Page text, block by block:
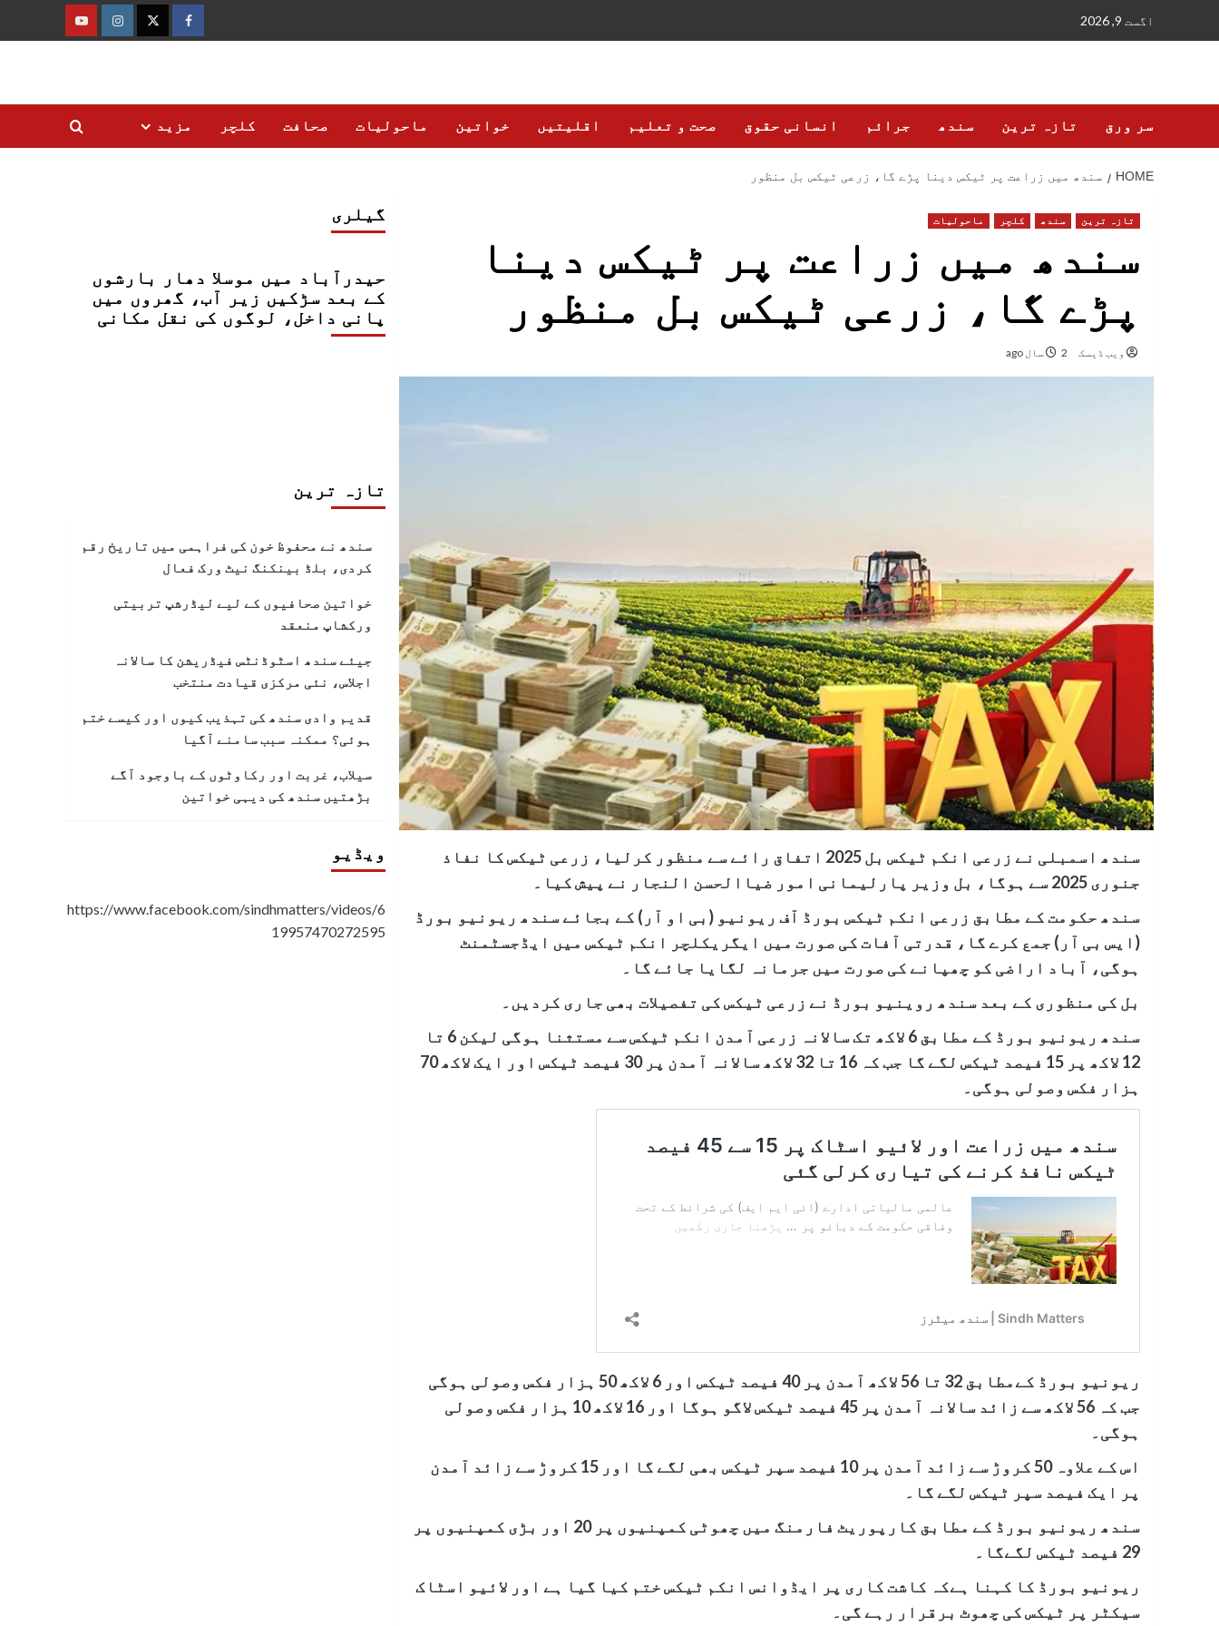
اگست 9, 2026
فیس
ٹوئٹرانسٹاگرام
یوٹیوب
سر ورق تازہ ترین سندھ جرائم انسانی حقوق صحت و تعلیم اقلیتیں خواتین ماحولیات صحافت کلچر مزید
HOME سندھ میں زراعت پر ٹیکس دینا پڑے گا، زرعی ٹیکس بل منظور
تازہ ترین سندھ کلچر ماحولیات
سندھ میں زراعت پر ٹیکس دینا
پڑے گا، زرعی ٹیکس بل منظور
ویب ڈیسک 2 سال ago
سندھ اسمبلی نے زرعی انکم ٹیکس بل 2025 اتفاق رائے سے منظور کرلیا، زرعی ٹیکس کا نفاذ
جنوری 2025 سے ہوگا، بل وزیر پارلیمانی امور ضیاالحسن النجار نے پیش کیا۔
سندھ حکومت کے مطابق زرعی انکم ٹیکس بورڈ آف ریونیو (بی او آر) کے بجائے سندھ ریونیو بورڈ
(ایس بی آر) جمع کرے گا، قدرتی آفات کی صورت میں ایگریکلچر انکم ٹیکس میں ایڈجسٹمنٹ
ہوگی، آباد اراضی کو چھپانے کی صورت میں جرمانہ لگایا جائے گا۔
بل کی منظوری کے بعد سندھ روینیو بورڈ نے زرعی ٹیکس کی تفصیلات بھی جاری کردیں۔
سندھ ریونیو بورڈ کے مطابق 6 لاکھ تک سالانہ زرعی آمدن انکم ٹیکس سے مستثنا ہوگی لیکن 6 تا
12 لاکھ پر 15 فیصد ٹیکس لگے گا جب کہ 16 تا 32 لاکھ سالانہ آمدن پر 30 فیصد ٹیکس اور ایک لاکھ 70
ہزار فکس وصولی ہوگی۔
ریونیو بورڈ کےمطابق 32 تا 56 لاکھ آمدن پر 40 فیصد ٹیکس اور 6 لاکھ 50 ہزار فکس وصولی ہوگی
جب کہ 56 لاکھ سے زائد سالانہ آمدن پر 45 فیصد ٹیکس لاگو ہوگا اور 16 لاکھ 10 ہزار فکس وصولی
ہوگی۔
اس کے علاوہ 50 کروڑ سے زائد آمدن پر 10 فیصد سپر ٹیکس بھی لگے گا اور 15 کروڑ سے زائد آمدن
پر ایک فیصد سپر ٹیکس لگے گا۔
سندھ ریونیو بورڈ کے مطابق کارپوریٹ فارمنگ میں چھوٹی کمپنیوں پر 20 اور بڑی کمپنیوں پر
29 فیصد ٹیکس لگےگا۔
ریونیو بورڈ کا کہنا ہےکہ کاشت کاری پر ایڈوانس انکم ٹیکس ختم کیا گیا ہے اور لائیو اسٹاک
سیکٹر پر ٹیکس کی چھوٹ برقرار رہے گی۔
گیلری
حیدرآباد میں موسلا دھار بارشوں
کے بعد سڑکیں زیر آب، گھروں میں
پانی داخل، لوگوں کی نقل مکانی
تازہ ترین
سندھ نے محفوظ خون کی فراہمی میں تاریخ رقم
کردی، بلڈ بینکنگ نیٹ ورک فعال
خواتین صحافیوں کے لیے لیڈرشپ تربیتی
ورکشاپ منعقد
جیئے سندھ اسٹوڈنٹس فیڈریشن کا سالانہ
اجلاس، نئی مرکزی قیادت منتخب
قدیم وادی سندھ کی تہذیب کیوں اور کیسے ختم
ہوئی؟ ممکنہ سبب سامنے آگیا
سیلاب، غربت اور رکاوٹوں کے باوجود آگے
بڑھتیں سندھ کی دیہی خواتین
ویڈیو
https://www.facebook.com/sindhmatters/videos/6
19957470272595